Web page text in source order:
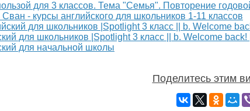
для 3 классов. Тема "Семья". Повторение
- курсы английского для школьников 1-11 классов
для школьников |Spotlight 3 класс || b. Welcome back!
для начальной школы
Поделитесь этим